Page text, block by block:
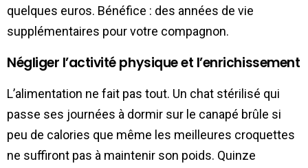
quelques euros. Bénéfice : des années de vie
supplémentaires pour votre compagnon.
Négliger l’activité physique et l’enrichissement
L’alimentation ne fait pas tout. Un chat stérilisé qui
passe ses journées à dormir sur le canapé brûle si
peu de calories que même les meilleures croquettes
ne suffiront pas à maintenir son poids. Quinze